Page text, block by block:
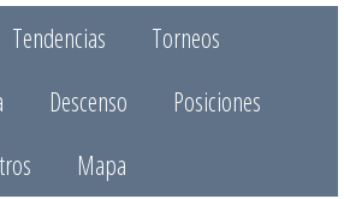
Tendencias
Torneos
Descenso
Posiciones
Mapa